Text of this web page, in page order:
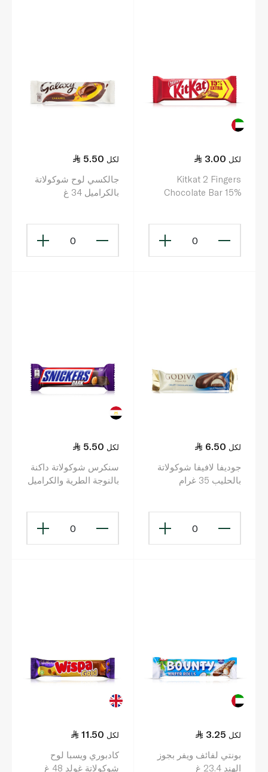
3.00 لكل
Kitkat 2 Fingers
Chocolate Bar 15%
0
5.50 لكل
جالكسي لوح شوكولاتة
بالكراميل 34 غ
0
6.50 لكل
جوديفا لافيفا شوكولاتة
بالحليب 35 غرام
0
5.50 لكل
سنكرس شوكولاتة داكنة
بالنوجة الطرية والكراميل
0
3.25 لكل
بونتي لفائف ويفر بجوز
الهند 23.4 غ
11.50 لكل
كادبوري ويسبا لوح
شوكولاتة غولد 48 غ